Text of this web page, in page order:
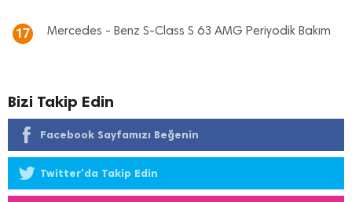
17 Mercedes - Benz S-Class S 63 AMG Periyodik Bakım
Bizi Takip Edin
Facebook Sayfamızı Beğenin
Twitter'da Takip Edin